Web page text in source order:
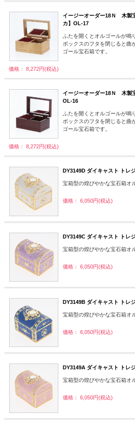
イージーオーダー18Ｎ 木製
カ】OL-17
ふたを開くとオルゴールが鳴
ボックスのフタを閉じると曲
ゴール宝石箱です。
価格： 8,272円(税込)
イージーオーダー18Ｎ 木製
OL-16
ふたを開くとオルゴールが鳴
ボックスのフタを閉じると曲
ゴール宝石箱です。
価格： 8,272円(税込)
DY3149D ダイキャスト トレ
宝箱型の煌びやかな宝石箱オ
価格： 6,050円(税込)
DY3149C ダイキャスト トレ
宝箱型の煌びやかな宝石箱オ
価格： 6,050円(税込)
DY3149B ダイキャスト トレ
宝箱型の煌びやかな宝石箱オ
価格： 6,050円(税込)
DY3149A ダイキャスト トレ
宝箱型の煌びやかな宝石箱オ
価格： 6,050円(税込)